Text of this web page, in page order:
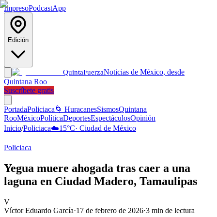
ImpresoPodcastApp
Edición
QuintaFuerzaNoticias de México, desde
Quintana Roo
Suscríbete gratis
PortadaPoliciaca 🌀 HuracanesSismosQuintana
RooMéxicoPolíticaDeportesEspectáculosOpinión
Inicio/Policiaca☁️15°C· Ciudad de México
Policiaca
Yegua muere ahogada tras caer a una
laguna en Ciudad Madero, Tamaulipas
V
Víctor Eduardo García·17 de febrero de 2026·3 min de lectura